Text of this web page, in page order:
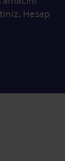
Hesap